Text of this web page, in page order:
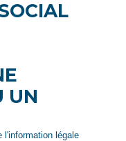
UN
l'information légale